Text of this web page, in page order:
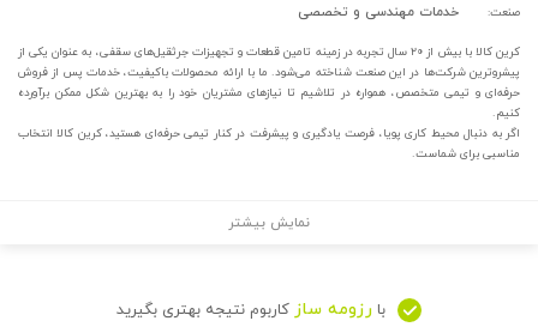
صنعت: خدمات مهندسی و تخصصی
کرین کالا با بیش از ۲۰ سال تجربه در زمینه تامین قطعات و تجهیزات جرثقیل‌های سقفی، به عنوان یکی از
پیشروترین شرکت‌ها در این صنعت شناخته می‌شود. ما با ارائه محصولات باکیفیت، خدمات پس از فروش
حرفه‌ای و تیمی متخصص، همواره در تلاشیم تا نیازهای مشتریان خود را به بهترین شکل ممکن برآورده
کنیم.
اگر به دنبال محیط کاری پویا، فرصت یادگیری و پیشرفت در کنار تیمی حرفه‌ای هستید، کرین کالا انتخاب
مناسبی برای شماست.
نمایش بیشتر
با رزومه ساز کاربوم نتیجه بهتری بگیرید